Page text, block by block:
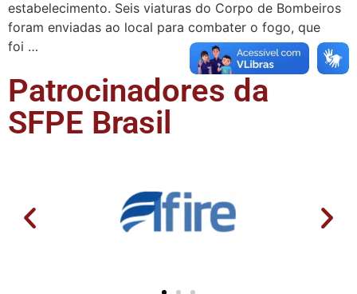
estabelecimento. Seis viaturas do Corpo de Bombeiros
foram enviadas ao local para combater o fogo, que
foi …
Patrocinadores da
SFPE Brasil